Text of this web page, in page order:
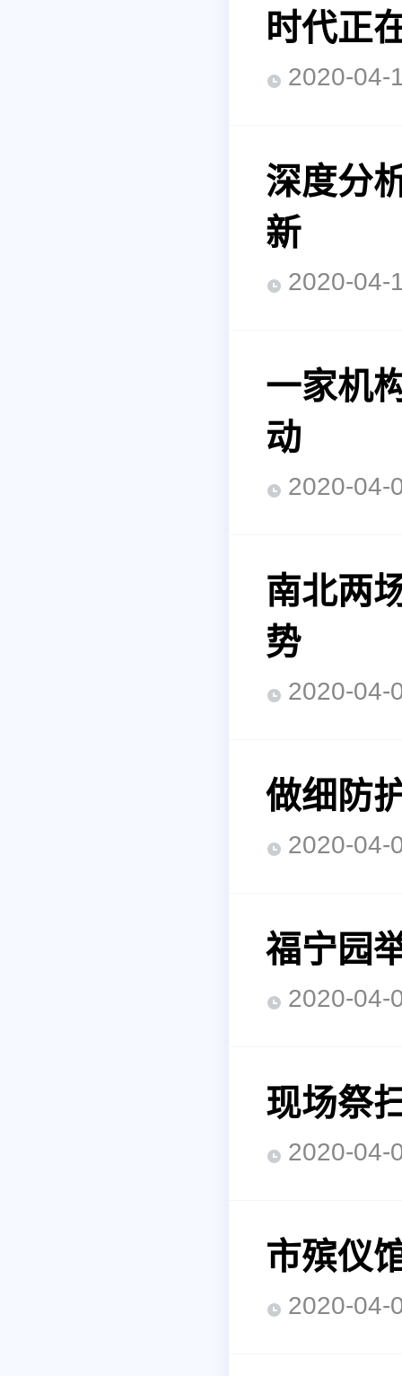
时代正
2020-
深度分
新
2020-
一家机
动
2020-
南北两
势
2020-
做细防
2020-
福宁园
2020-
现场祭
2020-
市殡仪
2020-